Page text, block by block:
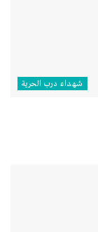
شهداء درب الحرية